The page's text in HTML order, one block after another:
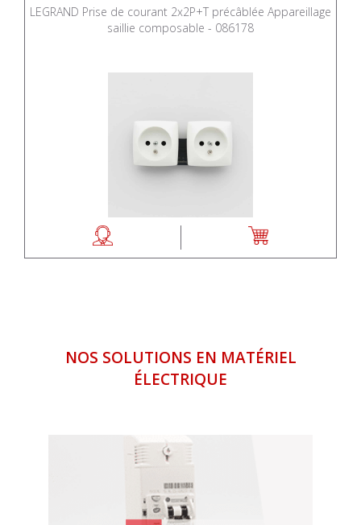
LEGRAND Prise de courant 2x2P+T précâblée Appareillage
saillie composable - 086178
NOS SOLUTIONS EN MATÉRIEL
ÉLECTRIQUE